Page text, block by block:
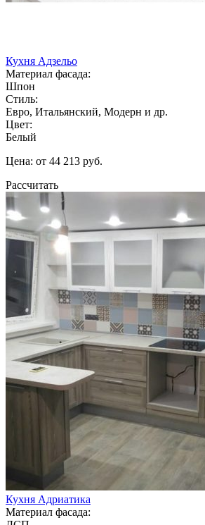
Кухня Адзельо
Материал фасада:
Шпон
Стиль:
Евро, Итальянский, Модерн и др.
Цвет:
Белый
Цена: от 44 213 руб.
Рассчитать
Кухня Адриатика
Материал фасада: